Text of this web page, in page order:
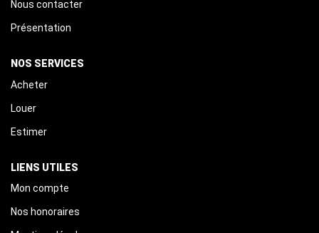
Nous contacter
Présentation
NOS SERVICES
Acheter
Louer
Estimer
LIENS UTILES
Mon compte
Nos honoraires